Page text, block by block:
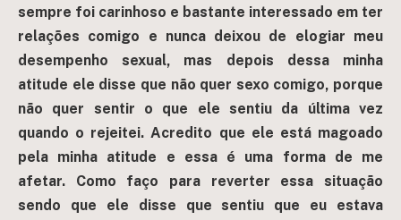
sempre foi carinhoso e bastante interessado em ter
relações comigo e nunca deixou de elogiar meu
desempenho sexual, mas depois dessa minha
atitude ele disse que não quer sexo comigo, porque
não quer sentir o que ele sentiu da última vez
quando o rejeitei. Acredito que ele está magoado
pela minha atitude e essa é uma forma de me
afetar. Como faço para reverter essa situação
sendo que ele disse que sentiu que eu estava